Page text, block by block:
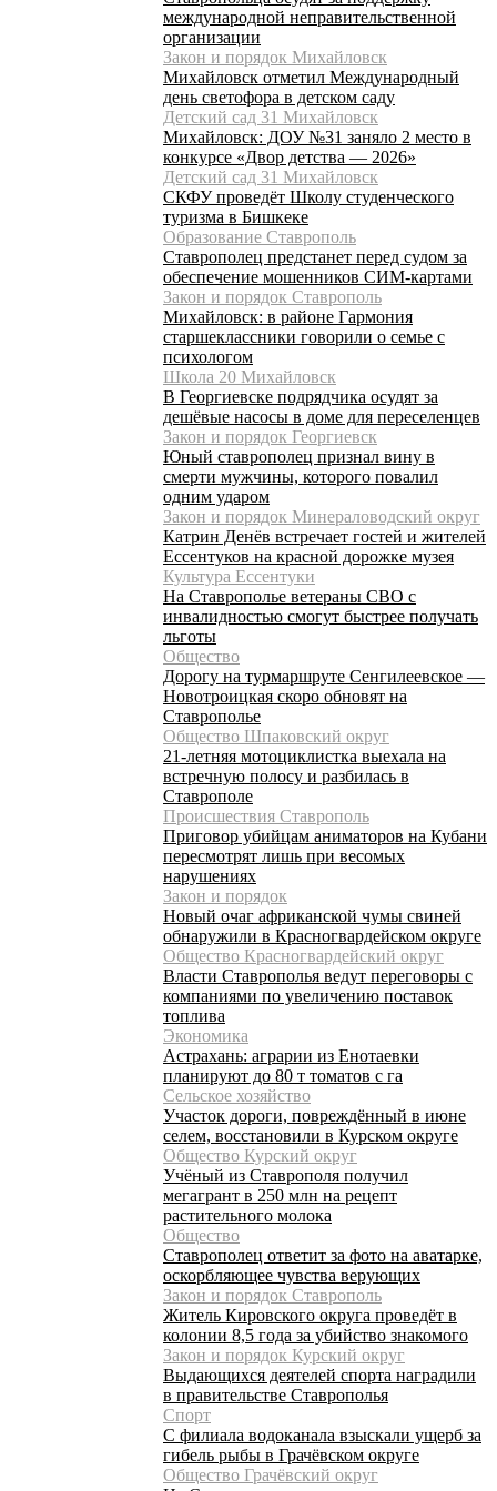
международной неправительственной
организации
Закон и порядок Михайловск
Михайловск отметил Международный
день светофора в детском саду
Детский сад 31 Михайловск
Михайловск: ДОУ №31 заняло 2 место в
конкурсе «Двор детства — 2026»
Детский сад 31 Михайловск
СКФУ проведёт Школу студенческого
туризма в Бишкеке
Образование Ставрополь
Ставрополец предстанет перед судом за
обеспечение мошенников СИМ-картами
Закон и порядок Ставрополь
Михайловск: в районе Гармония
старшеклассники говорили о семье с
психологом
Школа 20 Михайловск
В Георгиевске подрядчика осудят за
дешёвые насосы в доме для переселенцев
Закон и порядок Георгиевск
Юный ставрополец признал вину в
смерти мужчины, которого повалил
одним ударом
Закон и порядок Минераловодский округ
Катрин Денёв встречает гостей и жителей
Ессентуков на красной дорожке музея
Культура Ессентуки
На Ставрополье ветераны СВО с
инвалидностью смогут быстрее получать
льготы
Общество
Дорогу на турмаршруте Сенгилеевское —
Новотроицкая скоро обновят на
Ставрополье
Общество Шпаковский округ
21-летняя мотоциклистка выехала на
встречную полосу и разбилась в
Ставрополе
Происшествия Ставрополь
Приговор убийцам аниматоров на Кубани
пересмотрят лишь при весомых
нарушениях
Закон и порядок
Новый очаг африканской чумы свиней
обнаружили в Красногвардейском округе
Общество Красногвардейский округ
Власти Ставрополья ведут переговоры с
компаниями по увеличению поставок
топлива
Экономика
Астрахань: аграрии из Енотаевки
планируют до 80 т томатов с га
Сельское хозяйство
Участок дороги, повреждённый в июне
селем, восстановили в Курском округе
Общество Курский округ
Учёный из Ставрополя получил
мегагрант в 250 млн на рецепт
растительного молока
Общество
Ставрополец ответит за фото на аватарке,
оскорбляющее чувства верующих
Закон и порядок Ставрополь
Житель Кировского округа проведёт в
колонии 8,5 года за убийство знакомого
Закон и порядок Курский округ
Выдающихся деятелей спорта наградили
в правительстве Ставрополья
Спорт
С филиала водоканала взыскали ущерб за
гибель рыбы в Грачёвском округе
Общество Грачёвский округ